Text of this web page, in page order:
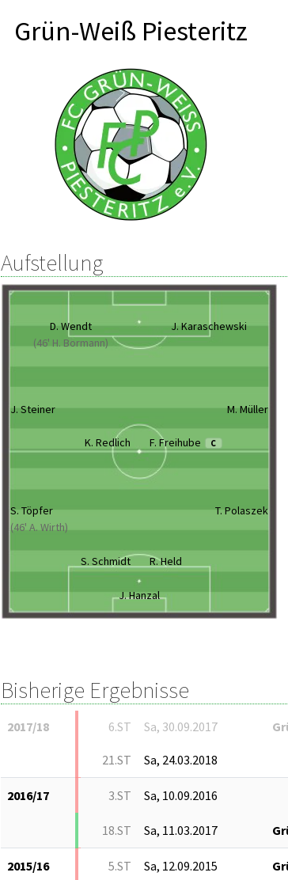
Grün-Weiß Piesteritz
Aufstellung
D. Wendt
(46' H. Bormann)
J. Karaschewski
J. Steiner M. Müller
K. Redlich F. Freihube C
S. Töpfer
(46' A. Wirth)
T. Polaszek
S. Schmidt R. Held
J. Hanzal
Bisherige Ergebnisse
2017/18 6.ST Sa, 30.09.2017
21.ST Sa, 24.03.2018
2016/17 3.ST Sa, 10.09.2016
18.ST Sa, 11.03.2017
2015/16 5.ST Sa, 12.09.2015